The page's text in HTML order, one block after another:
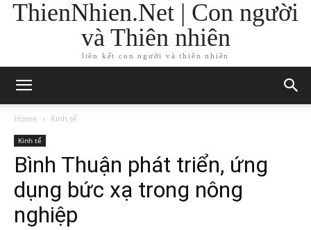
ThienNhien.Net | Con người
và Thiên nhiên
liên kết con người và thiên nhiên
Home Kinh tế
Kinh tế
Bình Thuận phát triển, ứng
dụng bức xạ trong nông
nghiệp